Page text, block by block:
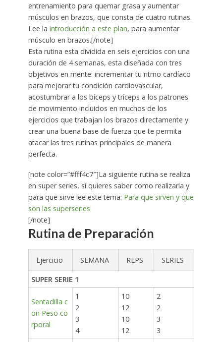
entrenamiento para quemar grasa y aumentar
músculos en brazos, que consta de cuatro rutinas.
Lee la introducción a este plan, para aumentar
músculo en brazos.[/note]
Esta rutina esta dividida en seis ejercicios con una
duración de 4 semanas, esta diseñada con tres
objetivos en mente: incrementar tu ritmo cardíaco
para mejorar tu condición cardiovascular,
acostumbrar a los bíceps y tríceps a los patrones
de movimiento incluidos en muchos de los
ejercicios que trabajan los brazos directamente y
crear una buena base de fuerza que te permita
atacar las tres rutinas principales de manera
perfecta.
[note color=”#fff4c7″]La siguiente rutina se realiza
en super series, si quieres saber como realizarla y
para que sirve lee este tema: Para que sirven y que
son las superseries
[/note]
Rutina de Preparación
Ejercicio SEMANA REPS SERIES
SUPER SERIE 1
Sentadilla c
on Peso co
rporal
1
2
3
4
10
12
10
12
2
2
3
3